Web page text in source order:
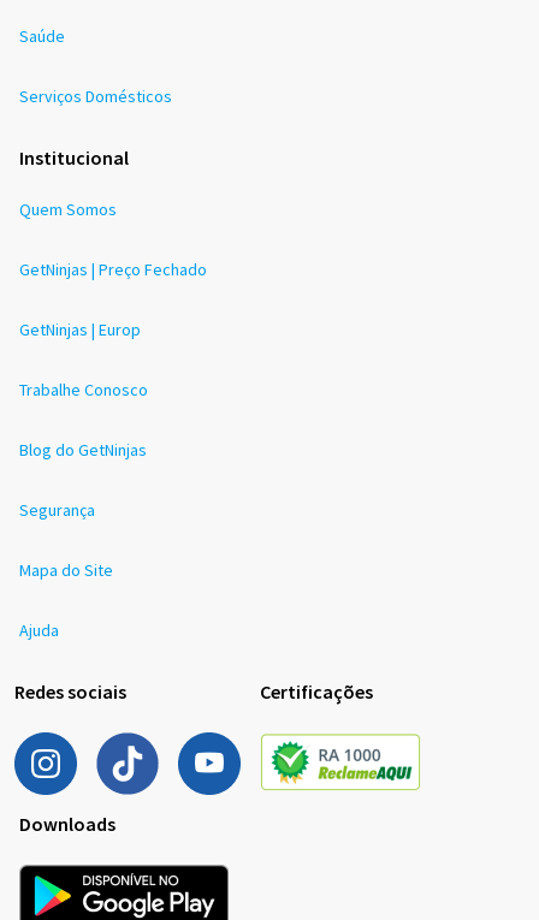
Saúde
Serviços Domésticos
Institucional
Quem Somos
GetNinjas | Preço Fechado
GetNinjas | Europ
Trabalhe Conosco
Blog do GetNinjas
Segurança
Mapa do Site
Ajuda
Redes sociais Certificações
Downloads